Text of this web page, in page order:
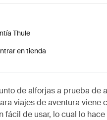
Thule
en tienda
de alforjas a prueba de
viajes de aventura viene
fácil de usar, lo cual lo